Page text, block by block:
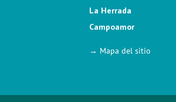
La Herrada
Campoamor
→ Mapa del sitio